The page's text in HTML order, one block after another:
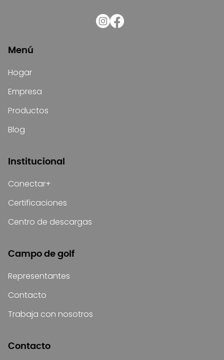
Menú
Hogar
Empresa
Productos
Blog
Institucional
Conectar+
Certificaciones
Centro de descargas
Campo de golf
Representantes
Contacto
Trabaja con nosotros
Contacto